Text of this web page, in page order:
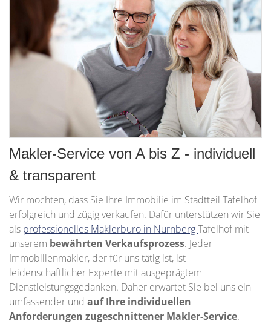
Makler-Service von A bis Z - individuell
& transparent
Wir möchten, dass Sie Ihre Immobilie im Stadtteil Tafelhof
erfolgreich und zügig verkaufen. Dafür unterstützen wir Sie
als professionelles Maklerbüro in NürnbergTafelhof mit
unserem bewährten Verkaufsprozess. Jeder
Immobilienmakler, der für uns tätig ist, ist
leidenschaftlicher Experte mit ausgeprägtem
Dienstleistungsgedanken. Daher erwartet Sie bei uns ein
umfassender und auf Ihre individuellen
Anforderungen zugeschnittener Makler-Service.